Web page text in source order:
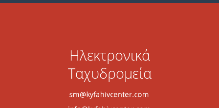
Hλεκτρονικά
Tαχυδρομεία